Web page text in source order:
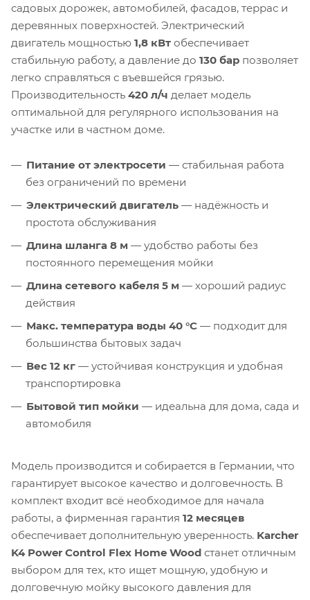
садовых дорожек, автомобилей, фасадов, террас и
деревянных поверхностей. Электрический
двигатель мощностью 1,8 кВт обеспечивает
стабильную работу, а давление до 130 бар позволяет
легко справляться с въевшейся грязью.
Производительность 420 л/ч делает модель
оптимальной для регулярного использования на
участке или в частном доме.
Питание от электросети — стабильная работа
без ограничений по времени
Электрический двигатель — надёжность и
простота обслуживания
Длина шланга 8 м — удобство работы без
постоянного перемещения мойки
Длина сетевого кабеля 5 м — хороший радиус
действия
Макс. температура воды 40 °C — подходит для
большинства бытовых задач
Вес 12 кг — устойчивая конструкция и удобная
транспортировка
Бытовой тип мойки — идеальна для дома, сада и
автомобиля
Модель производится и собирается в Германии, что
гарантирует высокое качество и долговечность. В
комплект входит всё необходимое для начала
работы, а фирменная гарантия 12 месяцев
обеспечивает дополнительную уверенность. Karcher
K4 Power Control Flex Home Wood станет отличным
выбором для тех, кто ищет мощную, удобную и
долговечную мойку высокого давления для